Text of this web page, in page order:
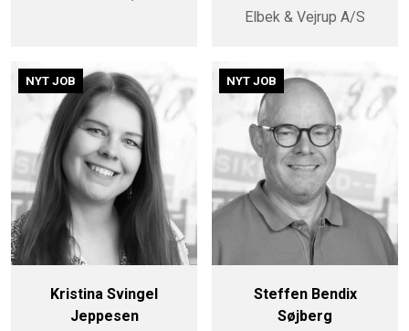
Elbek & Vejrup A/S
NYT JOB
Kristina Svingel
Jeppesen
NYT JOB
Steffen Bendix
Søjberg